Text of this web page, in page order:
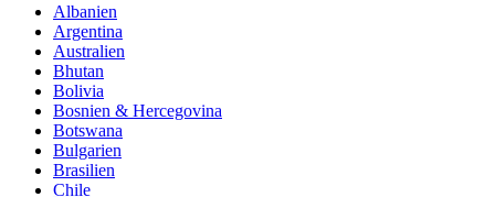
Albanien
Argentina
Australien
Bhutan
Bolivia
Bosnien & Hercegovina
Botswana
Bulgarien
Brasilien
Chile